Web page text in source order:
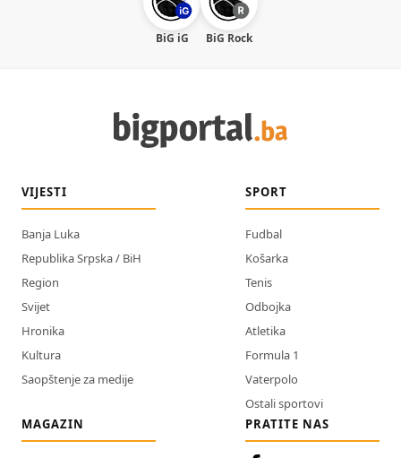
BiG iG BiG Rock
VIJESTI
Banja Luka
Republika Srpska / BiH
Region
Svijet
Hronika
Kultura
Saopštenje za medije
SPORT
Fudbal
Košarka
Tenis
Odbojka
Atletika
Formula 1
Vaterpolo
Ostali sportovi
MAGAZIN
PRATITE NAS